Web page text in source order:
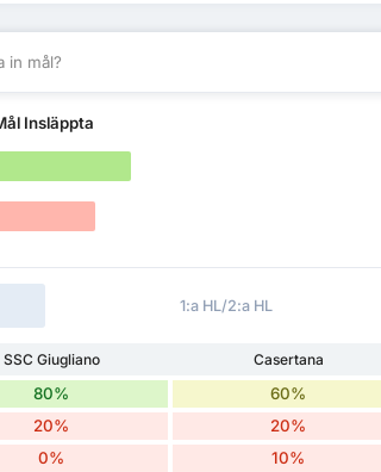
in mål?
Insläppta
1:a HL/2:a HL
SSC Giugliano
Casertana
80% 60%
20% 20%
0% 10%